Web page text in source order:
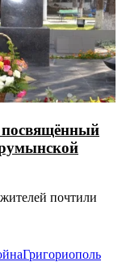
почтили
Григориополь